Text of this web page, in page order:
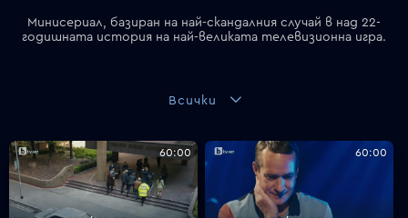
Минисериал, базиран на най-скандалния случай в над 22-
годишната история на най-великата телевизионна игра.
Всички
60:00 60:00